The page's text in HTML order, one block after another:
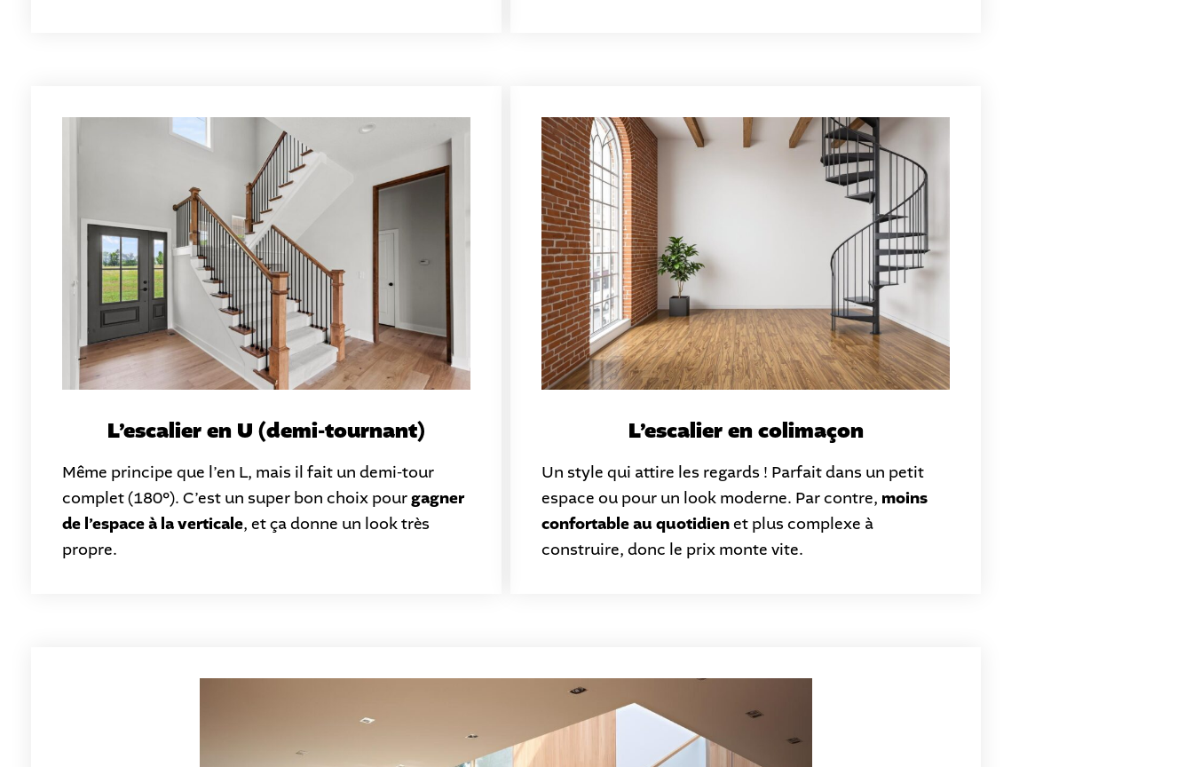
L’escalier en U (demi-tournant)
Même principe que l’en L, mais il fait un demi-tour
complet (180°). C’est un super bon choix pourgagner
de l’espace à la verticale, et ça donne un look très
propre.
L’escalier en colimaçon
Un style qui attire les regards ! Parfait dans un petit
espace ou pour un look moderne. Par contre, moins
confortable au quotidienet plus complexe à
construire, donc le prix monte vite.